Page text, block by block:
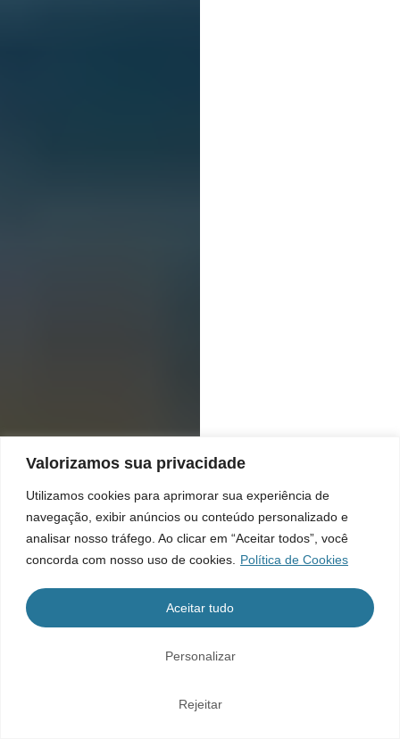
Valorizamos sua privacidade
Utilizamos cookies para aprimorar sua experiência de
navegação, exibir anúncios ou conteúdo personalizado e
analisar nosso tráfego. Ao clicar em “Aceitar todos”, você
concorda com nosso uso de cookies.
Política de Cookies
Personalizar
Rejeitar
Aceitar tudo